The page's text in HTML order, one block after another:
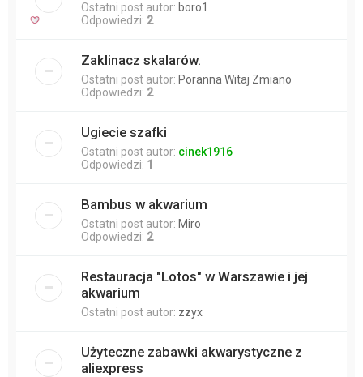
Ostatni post autor: boro1
Odpowiedzi: 2
Zaklinacz skalarów.
Ostatni post autor: Poranna Witaj Zmiano
Odpowiedzi: 2
Ugiecie szafki
Ostatni post autor: cinek1916
Odpowiedzi: 1
Bambus w akwarium
Ostatni post autor: Miro
Odpowiedzi: 2
Restauracja "Lotos" w Warszawie i jej
akwarium
Ostatni post autor: zzyx
Użyteczne zabawki akwarystyczne z
aliexpress